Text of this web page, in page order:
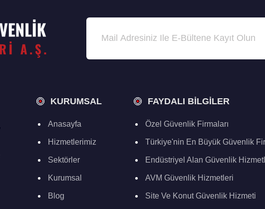
KURUMSAL
Anasayfa
Hizmetlerimiz
Sektörler
Kurumsal
Blog
FAYDALI BILGILER
Özel Güvenlik Firmaları
Türkiye'nin En Büyük Güvenlik
Endüstriyel Alan Güvenlik
AVM Güvenlik Hizmetleri
Site Ve Konut Güvenlik Hizmeti